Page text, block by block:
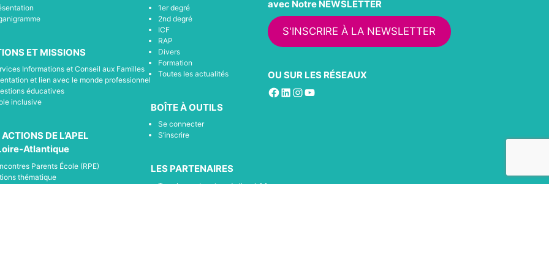
ET MISSIONS
Informations et Conseil aux Familles
et lien avec le monde professionnel
éducatives
inclusive
DE L’APEL
Atlantique
Parents École (RPE)
thématique
1er degré
2nd degré
ICF
RAP
Divers
Formation
Toutes les actualités
BOÎTE À OUTILS
Se connecter
S’inscrire
LES PARTENAIRES
Tous les partenaires de l’apel 44
avec Notre NEWSLETTER
S'INSCRIRE À LA NEWSLETTER
OU SUR LES RÉSEAUX
Facebook
LinkedIn
Instagram
YouTube